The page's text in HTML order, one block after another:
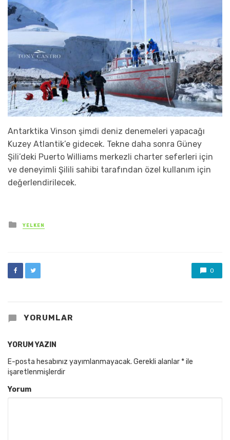
Antarktika Vinson şimdi deniz denemeleri yapacağı
Kuzey Atlantik’e gidecek. Tekne daha sonra Güney
Şili’deki Puerto Williams merkezli charter seferleri için
ve deneyimli Şilili sahibi tarafından özel kullanım için
değerlendirilecek.
Posted
in
YELKEN
0
YORUMLAR
YORUM YAZIN
E-posta hesabınız yayımlanmayacak. Gerekli alanlar *ile
işaretlenmişlerdir
Yorum